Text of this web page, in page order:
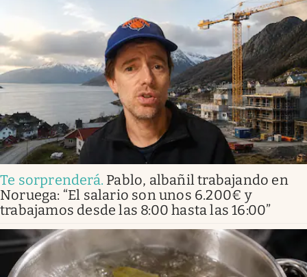
Te sorprenderá. Pablo, albañil trabajando en
Noruega: “El salario son unos 6.200€ y
trabajamos desde las 8:00 hasta las 16:00”